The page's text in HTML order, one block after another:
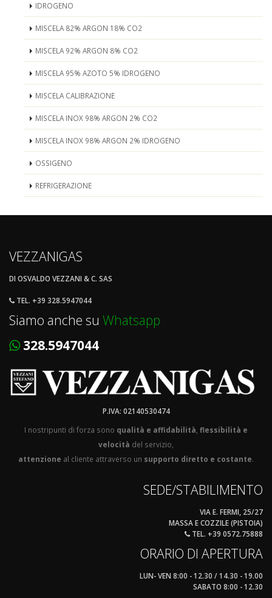
IDROGENO
MISCELA 82% ARGON 18% CO2
MISCELA 92% ARGON 8% CO2
MISCELA 95% AZOTO 5% IDROGENO
MISCELA CALIBRAZIONE
MISCELA INOX 98% ARGON 2% CO2
MISCELA INOX 98% ARGON 2% IDROGENO
OSSIGENO
REFRIGERAZIONE
VEZZANIGAS
DI OSVALDO VEZZANI & C. SAS
TEL. +39 328.5947044
Siamo anche su Whatsapp
328.5947044
P.IVA: 02140530474
I nostripunti di forza sono qualità e affidabilità flessibilità e
velocità del servizio,
attenzione al cliente attraverso un supporto diretto e costante.
SEDE/STABILIMENTO
VIA E. FERMI, 25/27
MASSA E COZZILE (PISTOIA)
TEL. +39 0572.75888
ORARIO DI APERTURA
LUN- VEN 8:00 - 12.30 / 14.30 - 19.00
SABATO 8:00 - 12.30